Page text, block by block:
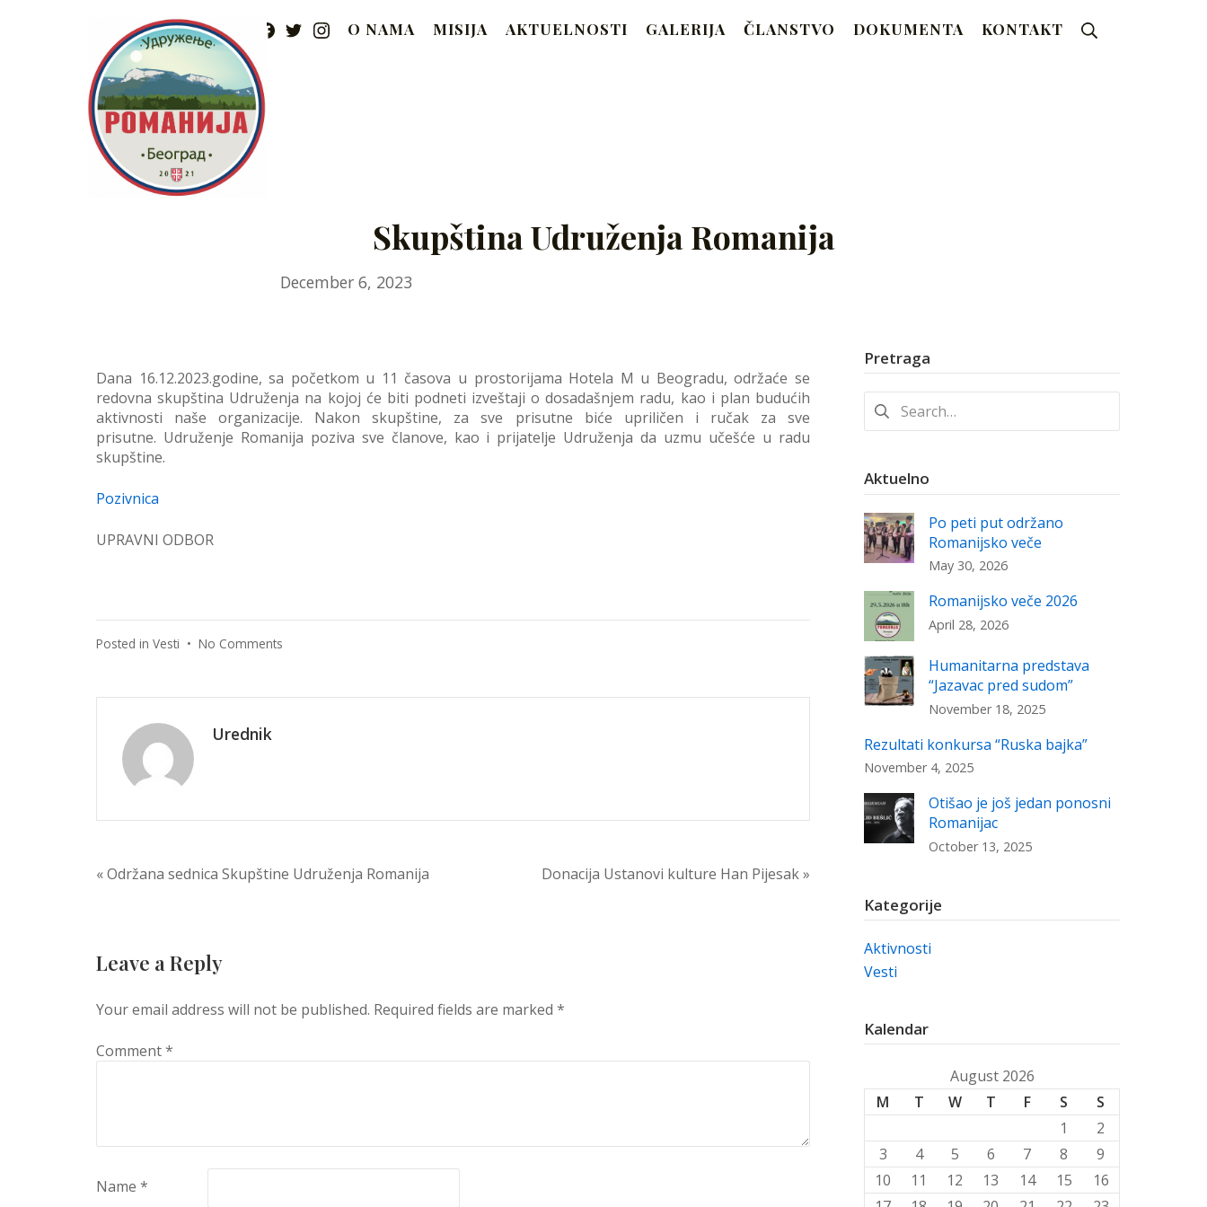
FACEBOOK
TWITTER
INSTAGRAM
O NAMA MISIJA AKTUELNOSTI GALERIJA ČLANSTVO DOKUMENTA KONTAKT
Udruženje Romanija BeogradSkupština Udruženja Romanija
December 6, 2023
Dana 16.12.2023.godine, sa početkom u 11 časova u prostorijama Hotela M u Beogradu, održaće se
redovna skupština Udruženja na kojoj će biti podneti izveštaji o dosadašnjem radu, kao i plan budućih
aktivnosti naše organizacije. Nakon skupštine, za sve prisutne biće upriličen i ručak za sve
prisutne. Udruženje Romanija poziva sve članove, kao i prijatelje Udruženja da uzmu učešće u radu
skupštine.
Pozivnica
UPRAVNI ODBOR
Posted in Vesti • No Comments
Urednik
Post
Donacija Ustanovi kulture Han Pijesak »
« Održana sednica Skupštine Udruženja Romanija
Leave a Reply
Your email address will not be published. Required fields are marked *
Comment*
Name *
Pretraga
Search
for:
Aktuelno
Po peti put održano
Romanijsko veče
May 30, 2026
Romanijsko veče 2026
April 28, 2026
Humanitarna predstava
“Jazavac pred sudom”
November 18, 2025
Rezultati konkursa “Ruska bajka”
November 4, 2025
Otišao je još jedan ponosni
Romanijac
October 13, 2025
Kategorije
Aktivnosti
Vesti
Kalendar
August 2026
M
T W T F S
S
1
2
3
4 5 6 7 8
9
10
11 12 13 14 15
16